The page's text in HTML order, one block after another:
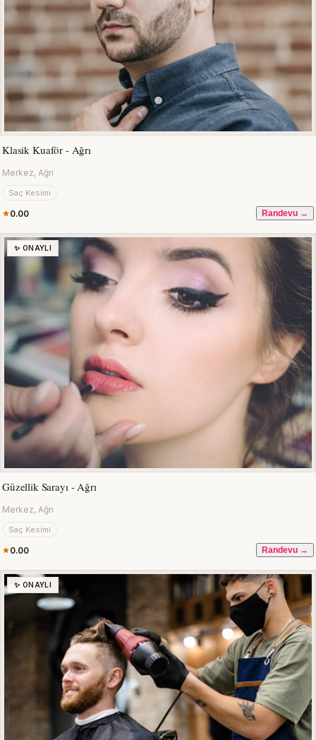
Klasik Kuaför - Ağrı
Merkez, Ağrı
Saç Kesimi
0.00 Randevu →
✨ ONAYLI
Güzellik Sarayı - Ağrı
Merkez, Ağrı
Saç Kesimi
0.00 Randevu →
✨ ONAYLI